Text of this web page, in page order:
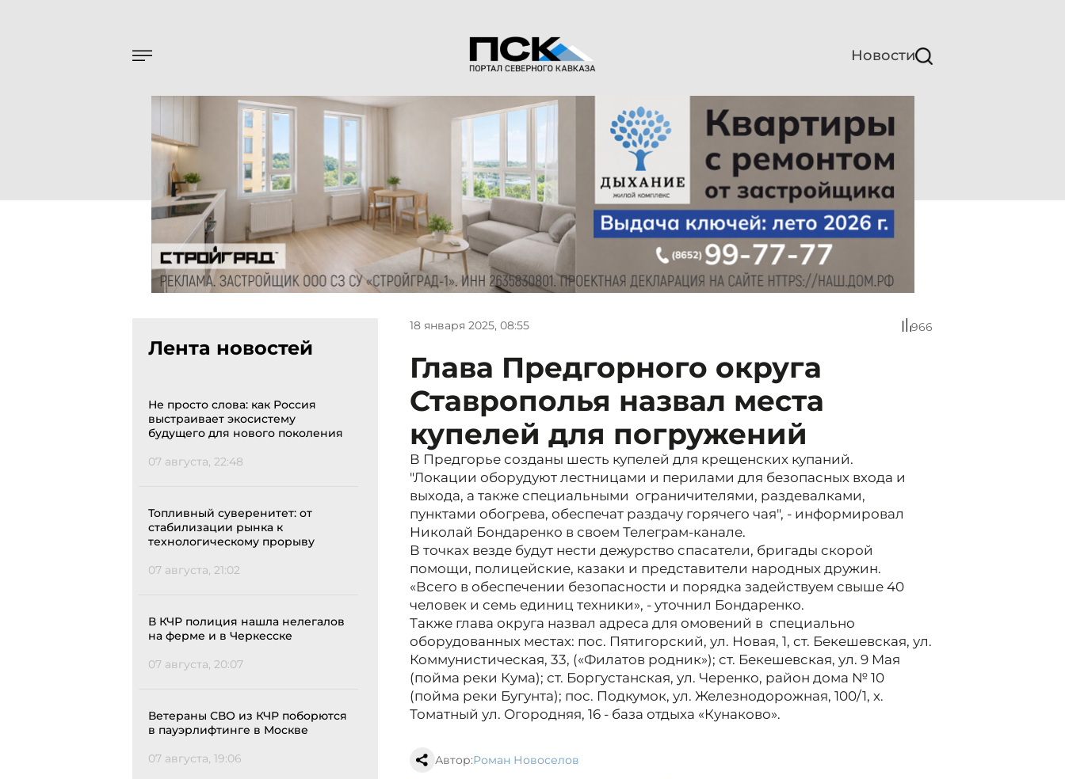
Новости
Лента новостей
Не просто слова: как Россия
выстраивает экосистему
будущего для нового поколения
07 августа, 22:48
Топливный суверенитет: от
стабилизации рынка к
технологическому прорыву
07 августа, 21:02
В КЧР полиция нашла нелегалов
на ферме и в Черкесске
07 августа, 20:07
Ветераны СВО из КЧР поборются
в пауэрлифтинге в Москве
07 августа, 19:06
18 января 2025, 08:55 966
Глава Предгорного округа
Ставрополья назвал места
купелей для погружений
В Предгорье созданы шесть купелей для крещенских купаний.
"Локации оборудуют лестницами и перилами для безопасных входа и
выхода, а также специальными ограничителями, раздевалками,
пунктами обогрева, обеспечат раздачу горячего чая", - информировал
Николай Бондаренко в своем Телеграм-канале.
В точках везде будут нести дежурство спасатели, бригады скорой
помощи, полицейские, казаки и представители народных дружин.
«Всего в обеспечении безопасности и порядка задействуем свыше 40
человек и семь единиц техники», - уточнил Бондаренко.
Также глава округа назвал адреса для омовений в специально
оборудованных местах: пос. Пятигорский, ул. Новая, 1, ст. Бекешевская, ул.
Коммунистическая, 33, («Филатов родник»); ст. Бекешевская, ул. 9 Мая
(пойма реки Кума); ст. Боргустанская, ул. Черенко, район дома № 10
(пойма реки Бугунта); пос. Подкумок, ул. Железнодорожная, 100/1, х.
Томатный ул. Огородняя, 16 - база отдыха «Кунаково».
Автор:Роман Новоселов